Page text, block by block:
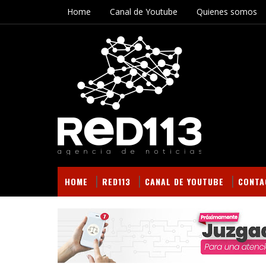
Home Canal de Youtube Quienes somos
HOME RED113 CANAL DE YOUTUBE